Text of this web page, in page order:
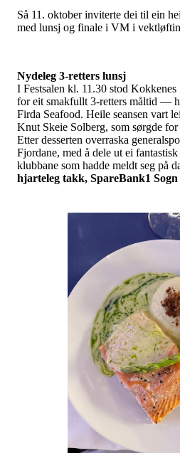
Så 11. oktober inviterte dei til ein
med lunsj og finale i VM i
Nydeleg 3-retters lunsj
I Festsalen kl. 11.30 stod
for eit smakfullt 3-retters måltid —
Firda Seafood. Heile seansen vart
Knut Skeie Solberg, som sørgde
Etter desserten overraska
Fjordane, med å dele ut ei
klubbane som hadde meldt seg på
hjarteleg takk, SpareBank1